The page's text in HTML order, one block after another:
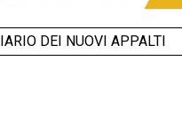
DEI NUOVI APPALTI